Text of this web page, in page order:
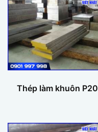
Thép làm khuôn P20